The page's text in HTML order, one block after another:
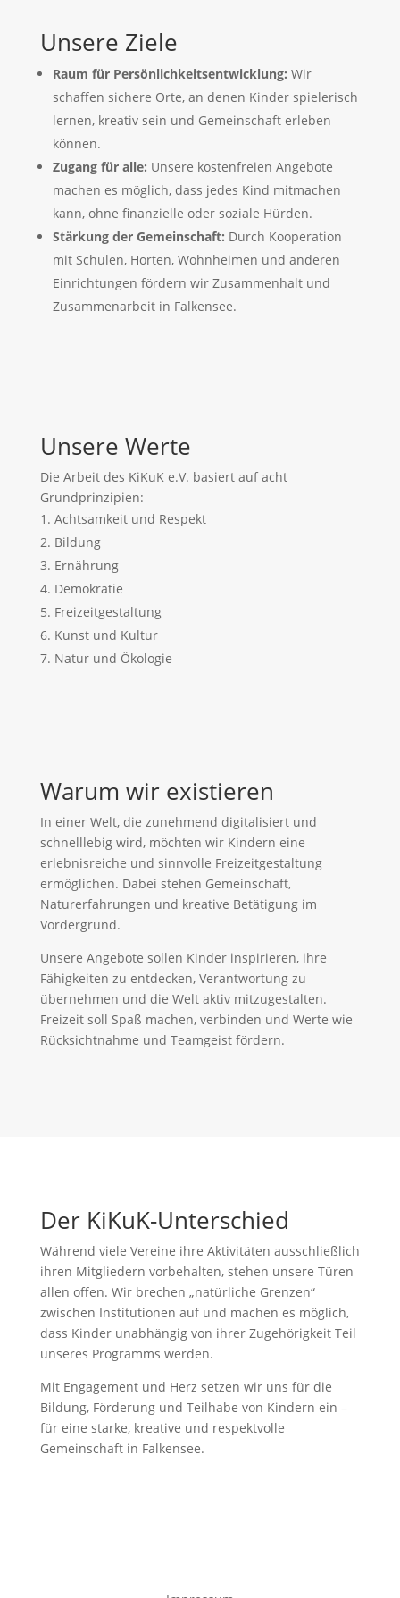
Unsere Ziele
Raum für Persönlichkeitsentwicklung: Wir
schaffen sichere Orte, an denen Kinder spielerisch
lernen, kreativ sein und Gemeinschaft erleben
können.
Zugang für alle: Unsere kostenfreien Angebote
machen es möglich, dass jedes Kind mitmachen
kann, ohne finanzielle oder soziale Hürden.
Stärkung der Gemeinschaft: Durch Kooperation
mit Schulen, Horten, Wohnheimen und anderen
Einrichtungen fördern wir Zusammenhalt und
Zusammenarbeit in Falkensee.
Unsere Werte
Die Arbeit des KiKuK e.V. basiert auf acht
Grundprinzipien:
Achtsamkeit und Respekt
Bildung
Ernährung
Demokratie
Freizeitgestaltung
Kunst und Kultur
Natur und Ökologie
Warum wir existieren
In einer Welt, die zunehmend digitalisiert und
schnelllebig wird, möchten wir Kindern eine
erlebnisreiche und sinnvolle Freizeitgestaltung
ermöglichen. Dabei stehen Gemeinschaft,
Naturerfahrungen und kreative Betätigung im
Vordergrund.
Unsere Angebote sollen Kinder inspirieren, ihre
Fähigkeiten zu entdecken, Verantwortung zu
übernehmen und die Welt aktiv mitzugestalten.
Freizeit soll Spaß machen, verbinden und Werte wie
Rücksichtnahme und Teamgeist fördern.
Der KiKuK-Unterschied
Während viele Vereine ihre Aktivitäten ausschließlich
ihren Mitgliedern vorbehalten, stehen unsere Türen
allen offen. Wir brechen „natürliche Grenzen“
zwischen Institutionen auf und machen es möglich,
dass Kinder unabhängig von ihrer Zugehörigkeit Teil
unseres Programms werden.
Mit Engagement und Herz setzen wir uns für die
Bildung, Förderung und Teilhabe von Kindern ein –
für eine starke, kreative und respektvolle
Gemeinschaft in Falkensee.